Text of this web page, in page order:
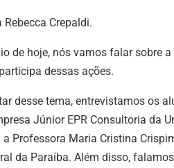
Rebecca Crepaldi.
de hoje, nós vamos falar sobre
dessas ações.
desse tema, entrevistamos os
Júnior EPR Consultoria da
Professora Maria Cristina
da Paraíba. Além disso,